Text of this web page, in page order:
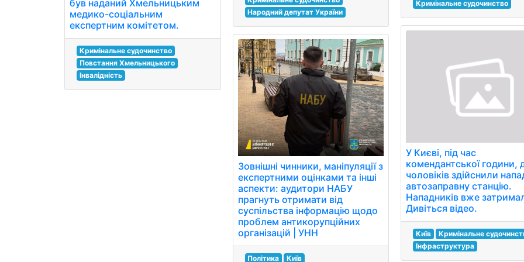
був наданий Хмельницьким
медико-соціальним
експертним комітетом.
Кримінальне судочинство
Повстання Хмельницького
Інвалідність
Народний депутат України
Зовнішні чинники, маніпуляції з
експертними оцінками та інші
аспекти: аудитори НАБУ
прагнуть отримати від
суспільства інформацію щодо
проблем антикорупційних
організацій | УНН
Політика Київ
Кримінальне судочинство
У Києві, під час
комендантської години,
чоловіків здійснили
автозаправну станцію.
Нападників вже
Дивіться відео.
Київ
Кримінальне
Інфраструктура